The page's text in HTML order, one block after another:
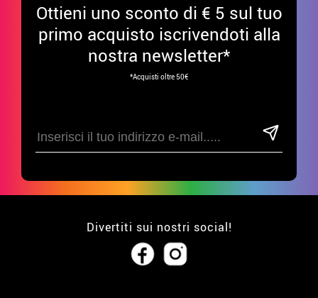
Ottieni uno sconto di € 5 sul tuo
primo acquisto iscrivendoti alla
nostra newsletter*
*Acquisti oltre 50€
Divertiti sui nostri social!